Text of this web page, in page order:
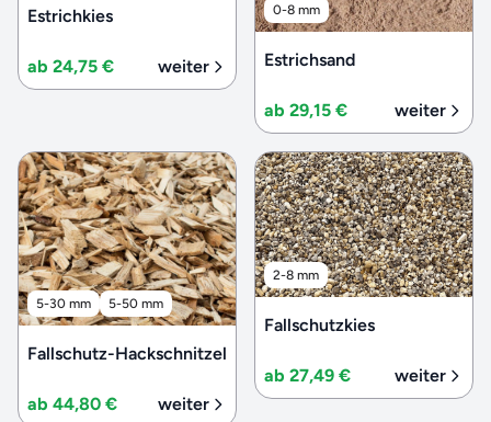
Estrichkies
ab 24,75 € weiter
0-8 mm
Estrichsand
ab 29,15 € weiter
5-30 mm 5-50 mm
Fallschutz-Hackschnitzel
ab 44,80 € weiter
2-8 mm
Fallschutzkies
ab 27,49 € weiter